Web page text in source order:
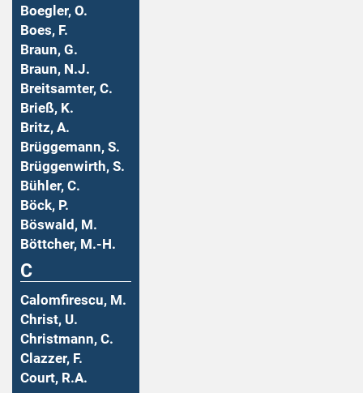
Boegler, O.
Boes, F.
Braun, G.
Braun, N.J.
Breitsamter, C.
Brieß, K.
Britz, A.
Brüggemann, S.
Brüggenwirth, S.
Bühler, C.
Böck, P.
Böswald, M.
Böttcher, M.-H.
C
Calomfirescu, M.
Christ, U.
Christmann, C.
Clazzer, F.
Court, R.A.